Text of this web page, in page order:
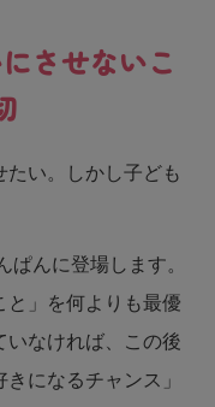
させないこ
たい。しかし子ども
ぱんに登場します。
と」を何よりも最優
いなければ、この後
になるチャンス」